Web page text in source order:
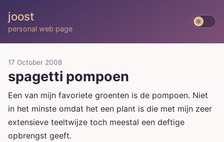
joost
personal web page
17 October 2008
spagetti pompoen
Een van mijn favoriete groenten is de pompoen. Niet
in het minste omdat het een plant is die met mijn zeer
extensieve teeltwijze toch meestal een deftige
opbrengst geeft.